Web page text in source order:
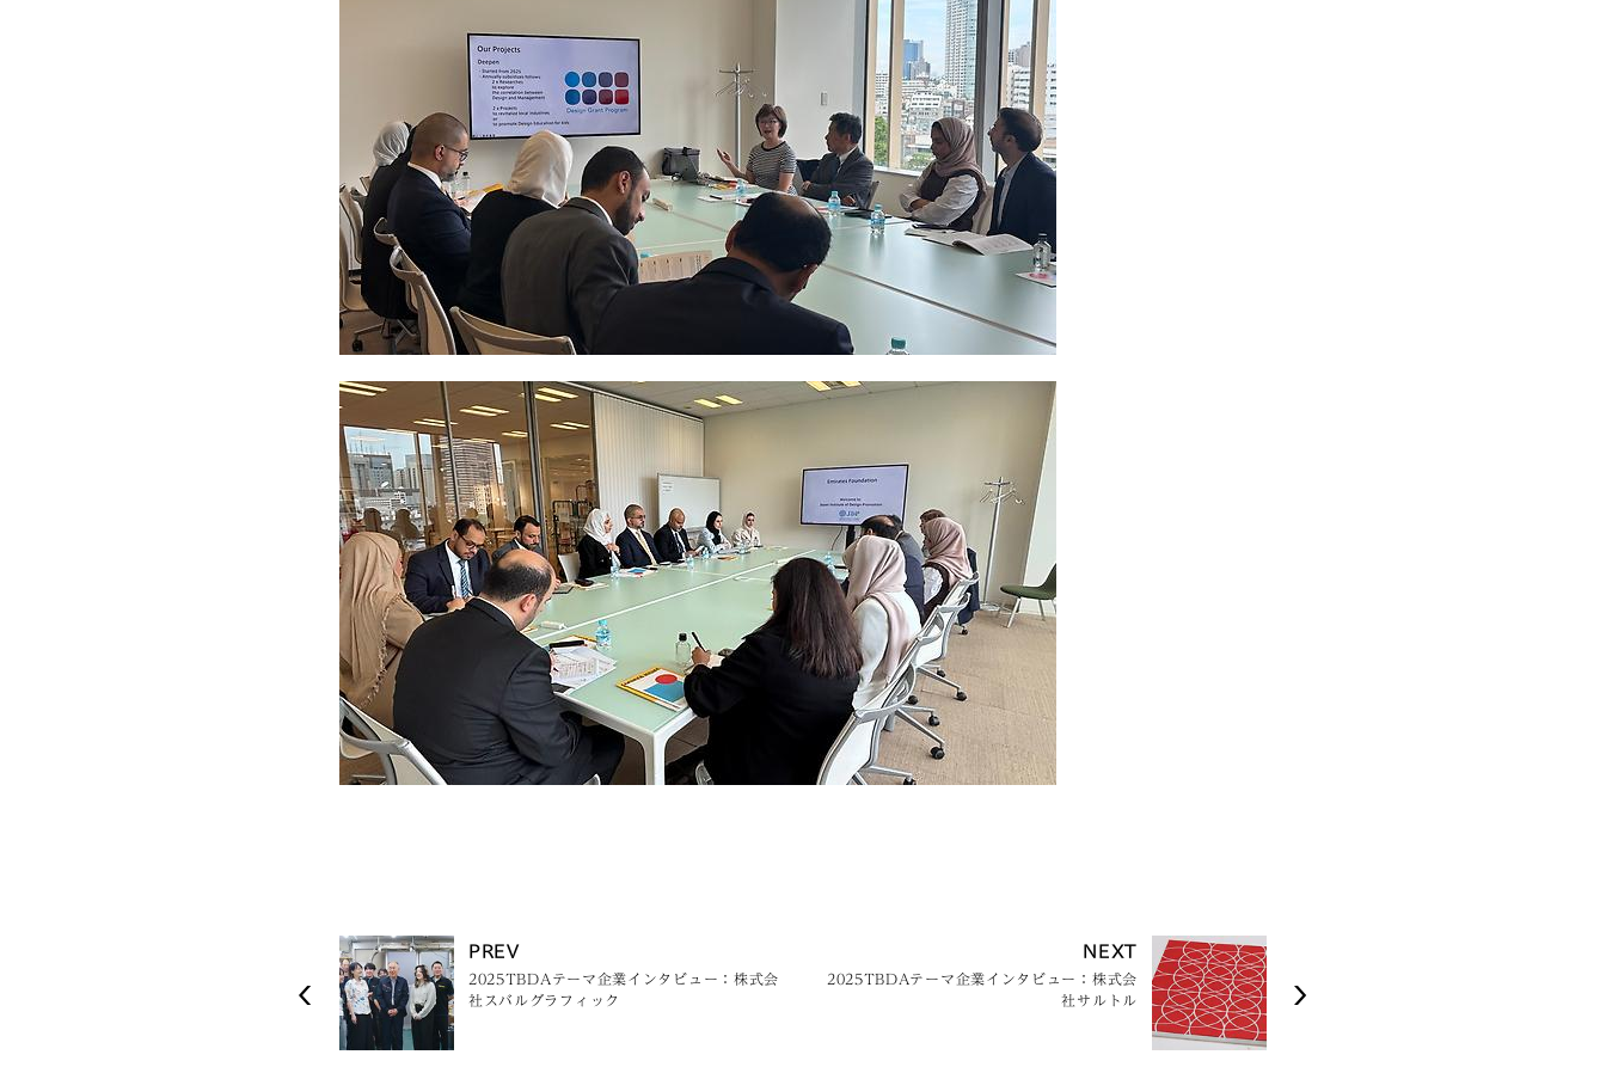
PREV
2025TBDAテーマ企業インタビュー：株式会
社スバルグラフィック
NEXT
2025TBDAテーマ企業インタビュー：株式会
社サルトル